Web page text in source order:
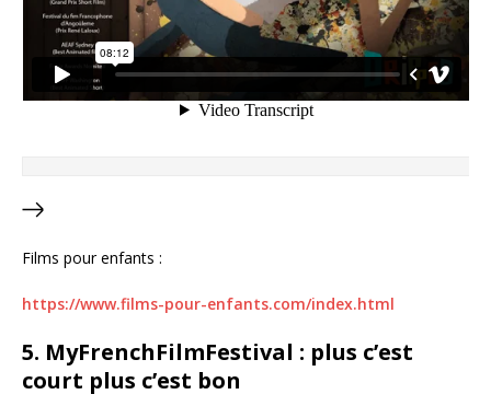
Films pour enfants :
https://www.films-pour-enfants.com/index.html
5. MyFrenchFilmFestival : plus c’est
court plus c’est bon